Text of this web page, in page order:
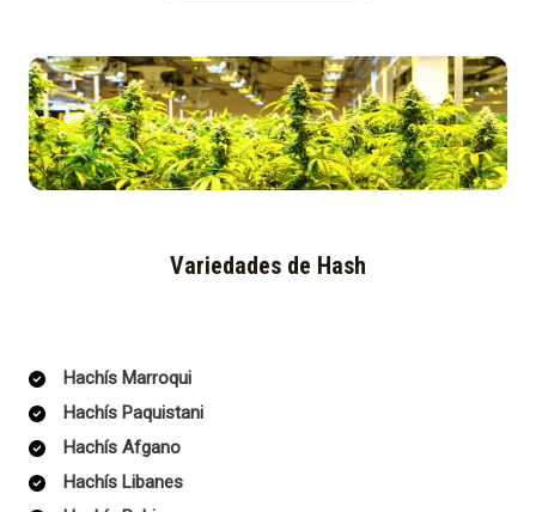
Variedades de Hash
Hachís Marroqui
Hachís Paquistani
Hachís Afgano
Hachís Libanes